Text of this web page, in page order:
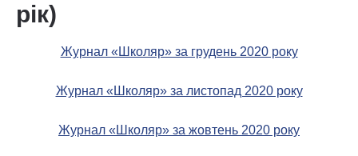
рік)
Журнал «Школяр» за грудень 2020 року
Журнал «Школяр» за листопад 2020 року
Журнал «Школяр» за жовтень 2020 року